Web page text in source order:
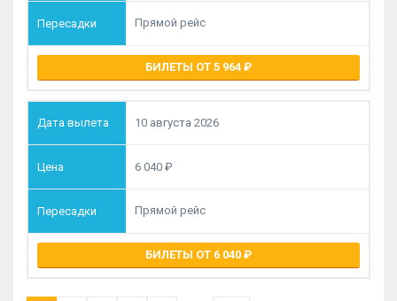
Прямой рейс
БИЛЕТЫ ОТ 5 964
10 августа 2026
6 040
Прямой рейс
БИЛЕТЫ ОТ 6 040